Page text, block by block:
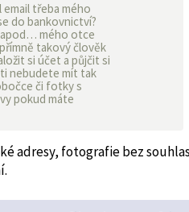
email třeba mého
do bankovnictví?
apod… mého otce
takový člověk
si účet a půjčit si
nebudete mít tak
či fotky s
pokud máte
adresy, fotografie bez